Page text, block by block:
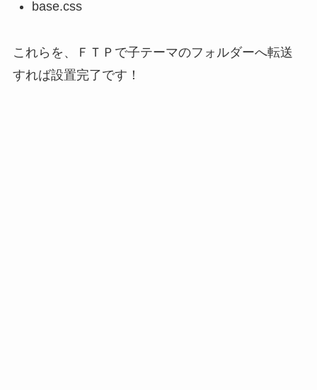
base.css
これらを、ＦＴＰで子テーマのフォルダーへ転送
すれば設置完了です！